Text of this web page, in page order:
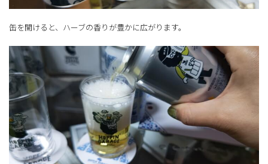
缶を開けると、ハーブの香りが豊かに広がります。